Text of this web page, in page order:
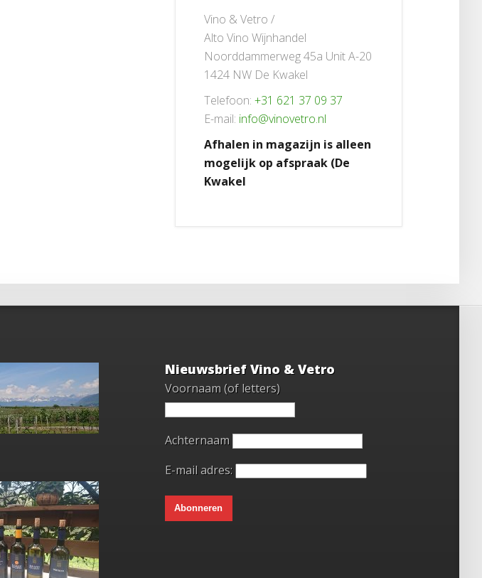
Vino & Vetro /
Alto Vino Wijnhandel
Noorddammerweg 45a Unit A-20
1424 NW De Kwakel
Telefoon: +31 621 37 09 37
E-mail: info@vinovetro.nl
Afhalen in magazijn is alleen
mogelijk op afspraak (De
Kwakel
Nieuwsbrief Vino & Vetro
Voornaam (of letters)
Achternaam
E-mail adres: